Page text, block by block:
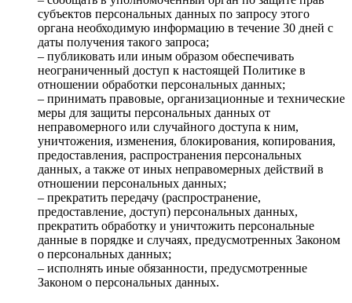
субъектов персональных данных по запросу этого
органа необходимую информацию в течение 30 дней с
даты получения такого запроса;
– публиковать или иным образом обеспечивать
неограниченный доступ к настоящей Политике в
отношении обработки персональных данных;
– принимать правовые, организационные и технические
меры для защиты персональных данных от
неправомерного или случайного доступа к ним,
уничтожения, изменения, блокирования, копирования,
предоставления, распространения персональных
данных, а также от иных неправомерных действий в
отношении персональных данных;
– прекратить передачу (распространение,
предоставление, доступ) персональных данных,
прекратить обработку и уничтожить персональные
данные в порядке и случаях, предусмотренных Законом
о персональных данных;
– исполнять иные обязанности, предусмотренные
Законом о персональных данных.